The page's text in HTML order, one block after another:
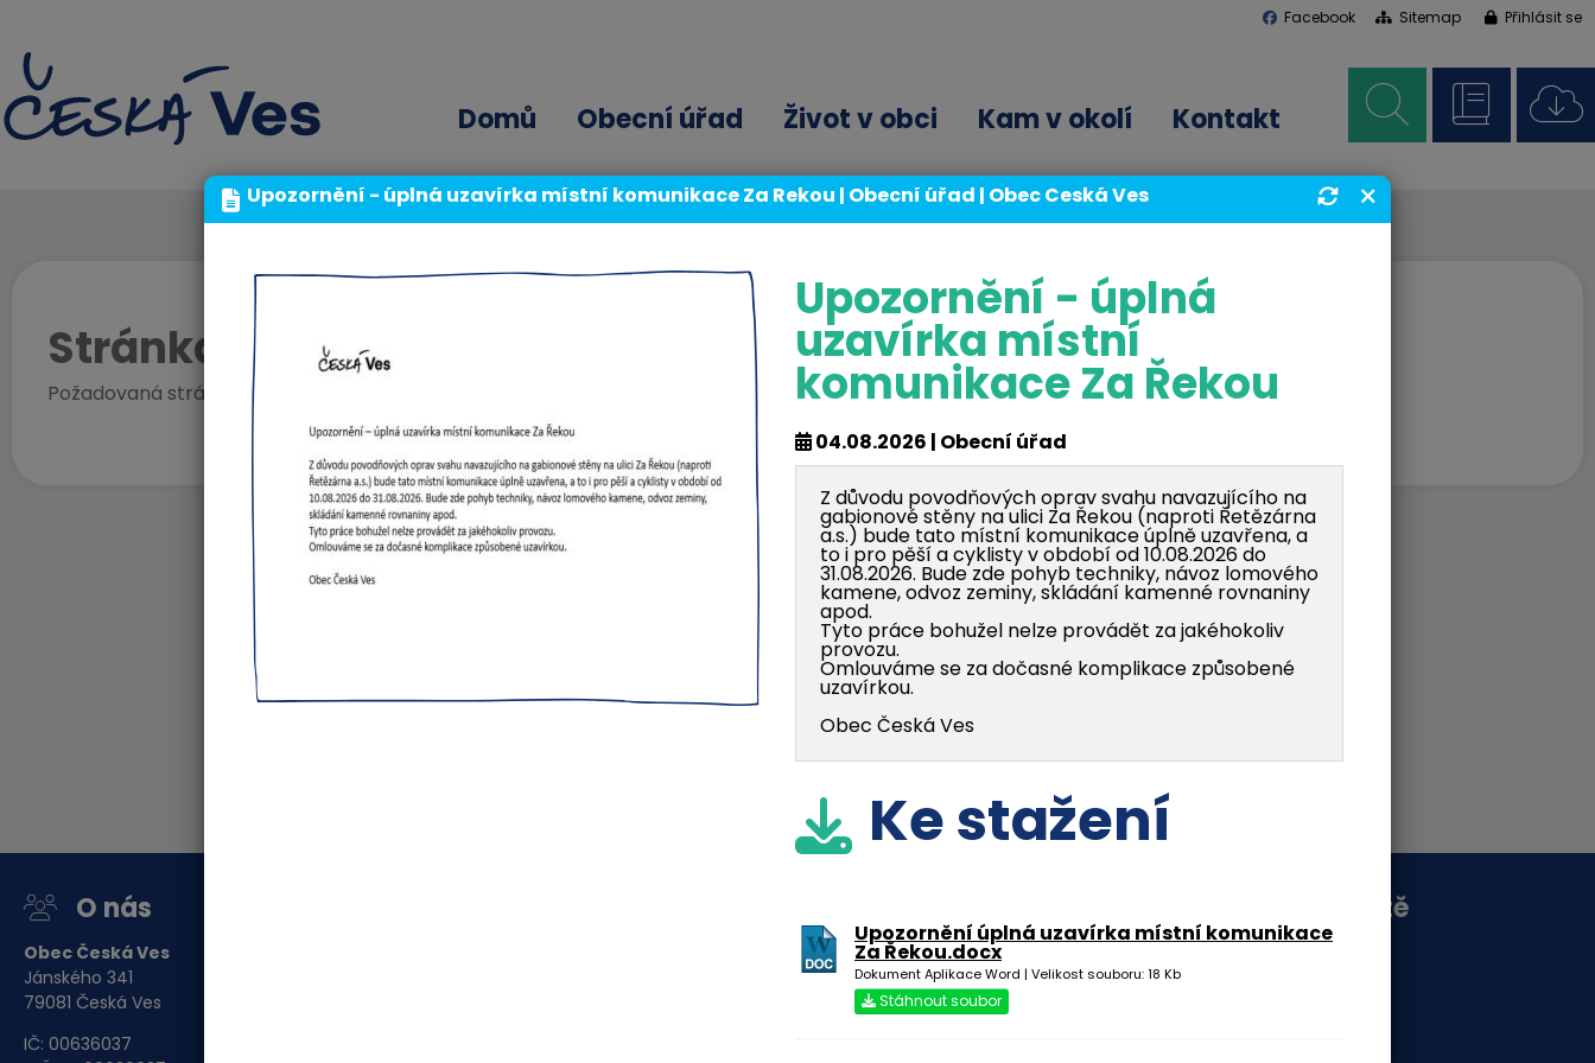
Facebook Sitemap Přihlásit se
Domů Obecní úřad Život v obci Kam v okolí Kontakt
Stránka nenalezena!
Požadovaná stránka v našem systému bohužel neexistuje.
O nás
Obec Česká Ves
Jánského 341
79081 Česká Ves
IČ: 00636037
Pondělí
Středa
Čtvrtek
08:00 - 12:00, 13:00 - 17:00
08:00 - 12:00, 13:00 - 17:00
13:00 - 15:30
Sociální sítě
Upozornění - úplná uzavírka místní komunikace Za Řekou | Obecní úřad | Obec Česká Ves
Upozornění - úplná
uzavírka místní
komunikace Za Řekou
04.08.2026 | Obecní úřad
Z důvodu povodňových oprav svahu navazujícího na
gabionové stěny na ulici Za Řekou (naproti Řetězárna
a.s.) bude tato místní komunikace úplně uzavřena, a
to i pro pěší a cyklisty v období od 10.08.2026 do
31.08.2026. Bude zde pohyb techniky, návoz lomového
kamene, odvoz zeminy, skládání kamenné rovnaniny
apod.
Tyto práce bohužel nelze provádět za jakéhokoliv
provozu.
Omlouváme se za dočasné komplikace způsobené
uzavírkou.
Obec Česká Ves
Ke stažení
Upozornění úplná uzavírka místní komunikace
Za Řekou.docx
Dokument Aplikace Word | Velikost souboru: 18 Kb
Stáhnout soubor